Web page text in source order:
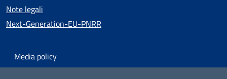
Note legali
Next-Generation-EU-PNRR
Media policy